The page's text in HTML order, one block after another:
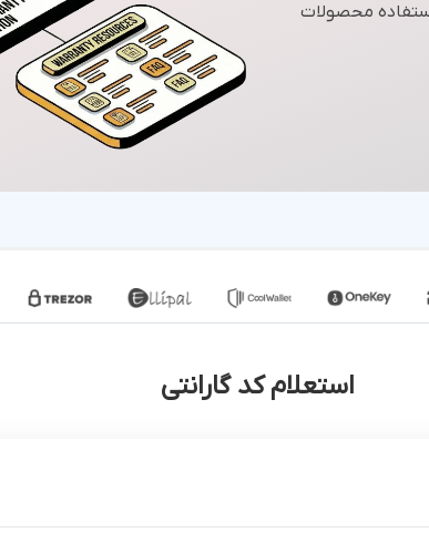
محصولات
استعلام کد گارانتی